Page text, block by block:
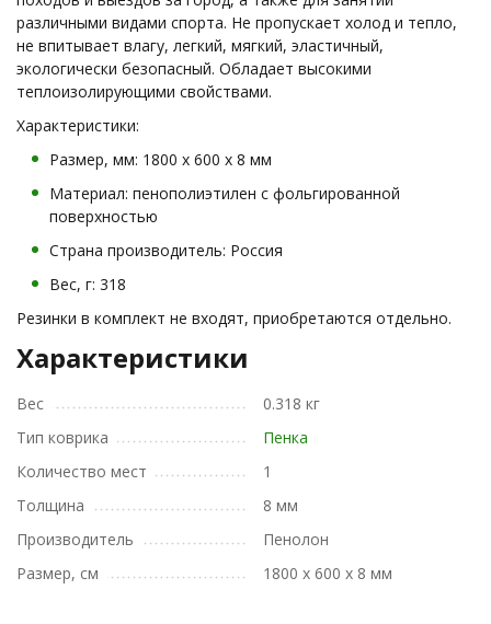
различными видами спорта. Не пропускает холод и тепло,
не впитывает влагу, легкий, мягкий, эластичный,
экологически безопасный. Обладает высокими
теплоизолирующими свойствами.
Характеристики:
Размер, мм: 1800 х 600 х 8 мм
Материал: пенополиэтилен с фольгированной
поверхностью
Страна производитель: Россия
Вес, г: 318
Резинки в комплект не входят, приобретаются отдельно.
Характеристики
Вес
0.318 кг
Тип коврика
Пенка
Количество мест
1
Толщина
8 мм
Производитель
Пенолон
Размер, см
1800 x 600 x 8 мм